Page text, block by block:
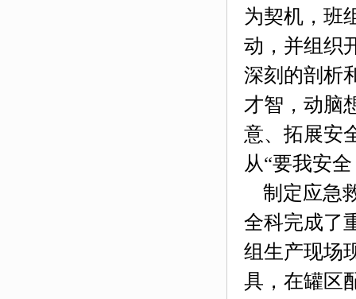
为契机， 班
动 ，并组织
深刻的剖析
才智，动脑
意、拓展安
从“要我安
制定应急
全科完成了
组生产现场
具，在罐区